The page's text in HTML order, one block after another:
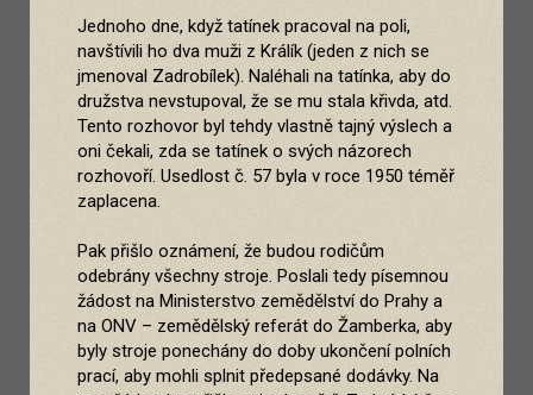
Jednoho dne, když tatínek pracoval na poli,
navštívili ho dva muži z Králík (jeden z nich se
jmenoval Zadrobílek). Naléhali na tatínka, aby do
družstva nevstupoval, že se mu stala křivda, atd.
Tento rozhovor byl tehdy vlastně tajný výslech a
oni čekali, zda se tatínek o svých názorech
rozhovoří. Usedlost č. 57 byla v roce 1950 téměř
zaplacena.
Pak přišlo oznámení, že budou rodičům
odebrány všechny stroje. Poslali tedy písemnou
žádost na Ministerstvo zemědělství do Prahy a
na ONV – zemědělský referát do Žamberka, aby
byly stroje ponechány do doby ukončení polních
prací, aby mohli splnit předepsané dodávky. Na